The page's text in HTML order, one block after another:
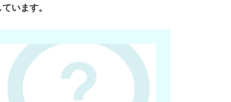
います。